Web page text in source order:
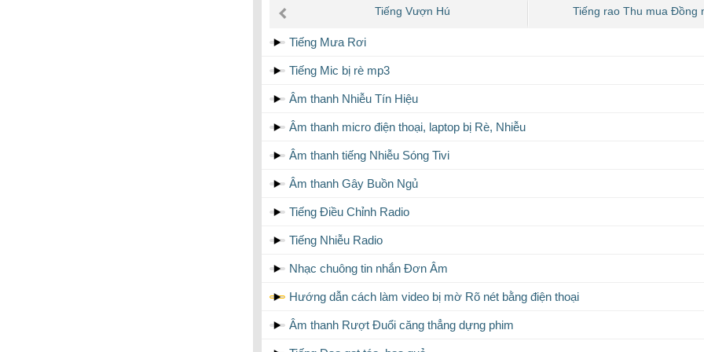
thanh
Tiếng Vượn Hú Tiếng rao Thu mua Đồng
Tiếng Mưa Rơi
Tiếng Mic bị rè mp3
Âm thanh Nhiễu Tín Hiệu
Âm thanh micro điện thoại, laptop bị Rè, Nhiễu
Âm thanh tiếng Nhiễu Sóng Tivi
Âm thanh Gây Buồn Ngủ
Tiếng Điều Chỉnh Radio
Tiếng Nhiễu Radio
Nhạc chuông tin nhắn Đơn Âm
Hướng dẫn cách làm video bị mờ Rõ nét bằng điện thoại
Âm thanh Rượt Đuổi căng thẳng dựng phim